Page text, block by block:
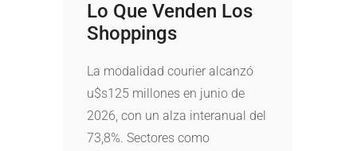
Lo Que Venden Los
Shoppings
La modalidad courier alcanzó
u$s125 millones en junio de
2026, con un alza interanual del
73,8%. Sectores como